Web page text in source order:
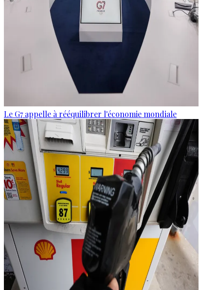
Le G7 appelle à rééquilibrer l'économie mondiale